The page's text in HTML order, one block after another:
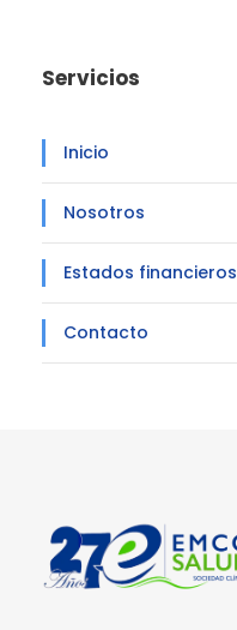
Servicios
Inicio
Nosotros
Estados financieros
Contacto